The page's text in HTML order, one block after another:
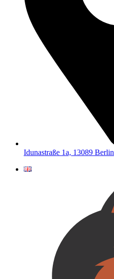
Idunastraße 1a, 13089 Berlin